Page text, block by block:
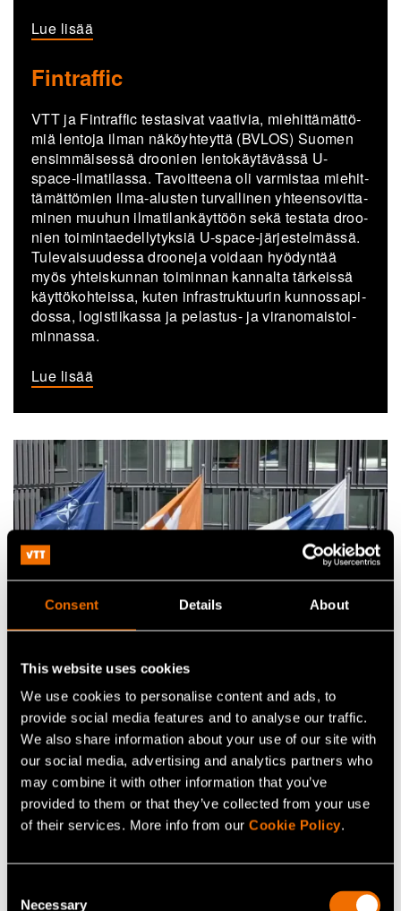
Consent Details About
This website uses cookies
We use cookies to personalise content and ads, to
provide social media features and to analyse our traffic.
We also share information about your use of our site with
our social media, advertising and analytics partners who
may combine it with other information that you’ve
provided to them or that they’ve collected from your use
of their services. More info from our Cookie Policy.
Necessary
Lue lisää
Fintraffic
VTT ja Fint­raf­fic tes­ta­si­vat vaa­ti­via, mie­hit­tä­mät­tö­
miä len­to­ja ilman nä­köyh­teyt­tä (BVLOS) Suo­men
en­sim­mäi­ses­sä droo­nien len­to­käy­tä­väs­sä U-​
space-ilmatilassa. Ta­voit­tee­na oli var­mis­taa mie­hit­
tä­mät­tö­mien ilma-​alusten tur­val­li­nen yh­teen­so­vit­ta­
mi­nen muu­hun il­ma­ti­lan­käyt­töön sekä tes­ta­ta droo­
nien toi­min­tae­del­ly­tyk­siä U-​space-järjestelmässä.
Tu­le­vai­suu­des­sa droo­ne­ja voi­daan hyö­dyn­tää
myös yh­teis­kun­nan toi­min­nan kan­nal­ta tär­keis­sä
käyt­tö­koh­teis­sa, kuten in­fra­struk­tuu­rin kun­nos­sa­pi­
dos­sa, lo­gis­tii­kas­sa ja pelastus-​ ja vi­ran­omais­toi­
min­nas­sa.
Lue lisää
Näin VTT tukee
puolustusinnovaatioita
Soveltava tutkimus
Kehitämme ja pilotoimme uusia kyvykkyyksiä
teknologian valmiustasolle 6 (TRL 6) asti silloin, kun
Soveltava tutkimuksemme yhdistää tieteellisen